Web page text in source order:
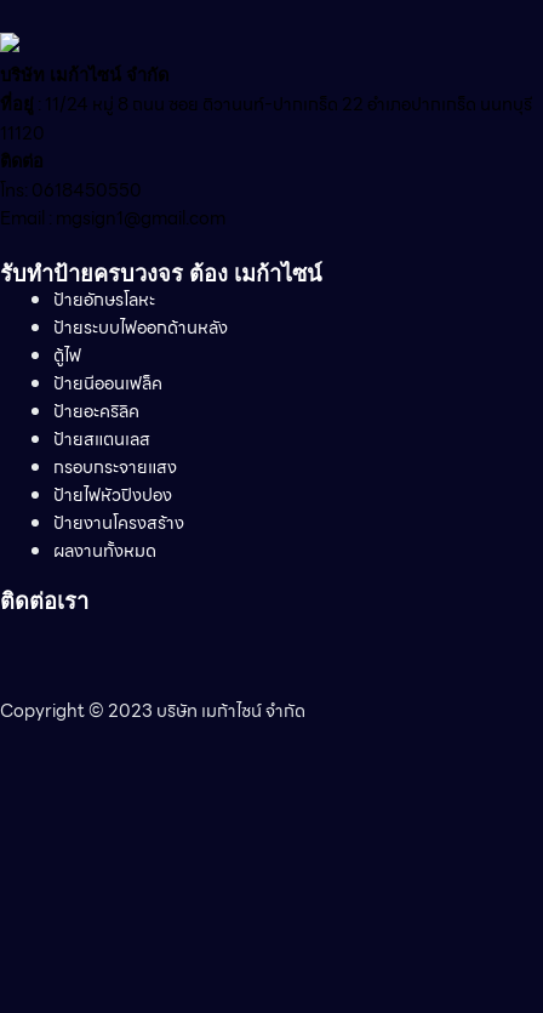
บริษัท เมก้าไซน์ จำกัด
ที่อยู่ : 11/24 หมู่ 8 ถนน ซอย ติวานนท์-ปากเกร็ด 22 อำเภอปากเกร็ด นนทบุรี
11120
ติดต่อ
โทร: 0618450550
Email : mgsign1@gmail.com
รับทำป้ายครบวงจร ต้อง เมก้าไซน์
ป้ายอักษรโลหะ
ป้ายระบบไฟออกด้านหลัง
ตู้ไฟ
ป้ายนีออนเฟล็ค
ป้ายอะคริลิค
ป้ายสแตนเลส
กรอบกระจายแสง
ป้ายไฟหัวปิงปอง
ป้ายงานโครงสร้าง
ผลงานทั้งหมด
ติดต่อเรา
Copyright © 2023 บริษัท เมก้าไซน์ จำกัด